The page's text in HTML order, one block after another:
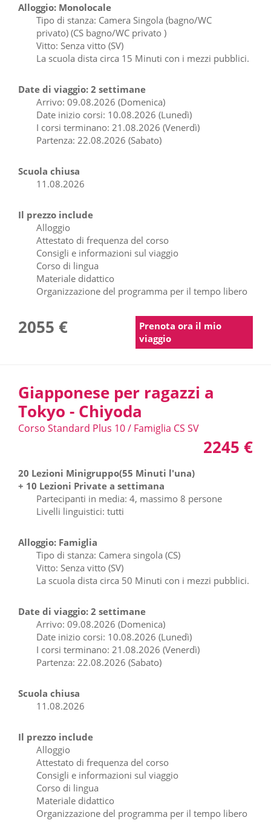
Alloggio: Monolocale
Tipo di stanza: Camera Singola (bagno/WC
privato) (CS bagno/WC privato )
Vitto: Senza vitto (SV)
La scuola dista circa 15 Minuti con i mezzi pubblici.
Date di viaggio: 2 settimane
Arrivo: 09.08.2026 (Domenica)
Date inizio corsi: 10.08.2026 (Lunedì)
I corsi terminano: 21.08.2026 (Venerdì)
Partenza: 22.08.2026 (Sabato)
Scuola chiusa
11.08.2026
Il prezzo include
Alloggio
Attestato di frequenza del corso
Consigli e informazioni sul viaggio
Corso di lingua
Materiale didattico
Organizzazione del programma per il tempo libero
2055 €
Prenota ora il mio
viaggio
Giapponese per ragazzi a
Tokyo - Chiyoda
Corso Standard Plus 10 / Famiglia CS SV
2245 €
20 Lezioni Minigruppo(55 Minuti l'una)
+ 10 Lezioni Private a settimana
Partecipanti in media: 4, massimo 8 persone
Livelli linguistici: tutti
Alloggio: Famiglia
Tipo di stanza: Camera singola (CS)
Vitto: Senza vitto (SV)
La scuola dista circa 50 Minuti con i mezzi pubblici.
Date di viaggio: 2 settimane
Arrivo: 09.08.2026 (Domenica)
Date inizio corsi: 10.08.2026 (Lunedì)
I corsi terminano: 21.08.2026 (Venerdì)
Partenza: 22.08.2026 (Sabato)
Scuola chiusa
11.08.2026
Il prezzo include
Alloggio
Attestato di frequenza del corso
Consigli e informazioni sul viaggio
Corso di lingua
Materiale didattico
Organizzazione del programma per il tempo libero